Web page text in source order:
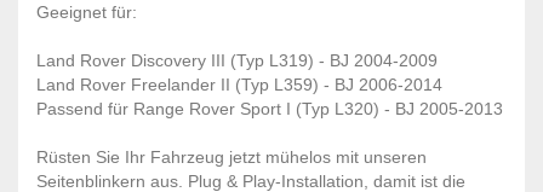
Geeignet für:
Land Rover Discovery III (Typ L319) - BJ 2004-2009
Land Rover Freelander II (Typ L359) - BJ 2006-2014
Passend für Range Rover Sport I (Typ L320) - BJ 2005-2013
Rüsten Sie Ihr Fahrzeug jetzt mühelos mit unseren
Seitenblinkern aus. Plug & Play-Installation, damit ist die